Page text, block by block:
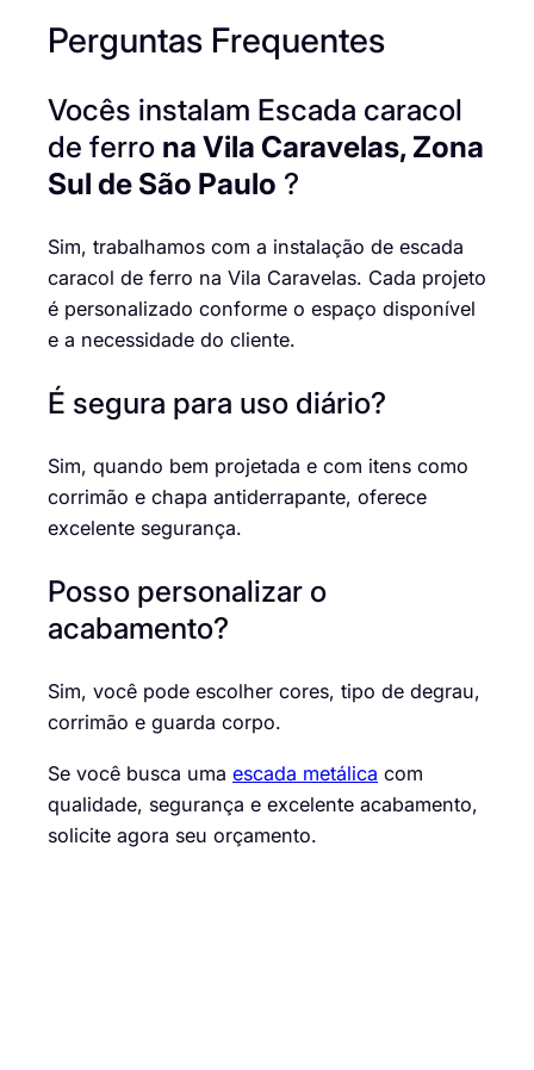
Perguntas Frequentes
Vocês instalam Escada caracol
de ferro na Vila Caravelas, Zona
Sul de São Paulo ?
Sim, trabalhamos com a instalação de escada
caracol de ferro na Vila Caravelas. Cada projeto
é personalizado conforme o espaço disponível
e a necessidade do cliente.
É segura para uso diário?
Sim, quando bem projetada e com itens como
corrimão e chapa antiderrapante, oferece
excelente segurança.
Posso personalizar o
acabamento?
Sim, você pode escolher cores, tipo de degrau,
corrimão e guarda corpo.
Se você busca uma escada metálica com
qualidade, segurança e excelente acabamento,
solicite agora seu orçamento.